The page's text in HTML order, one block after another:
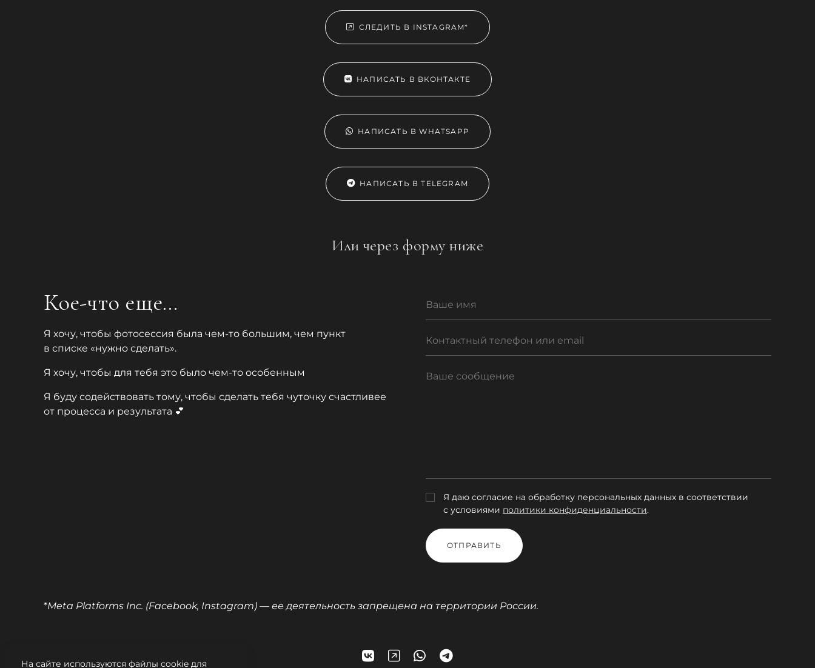
СЛЕДИТЬ В INSTAGRAM*
НАПИСАТЬ В ВКОНТАКТЕ
НАПИСАТЬ В WHATSAPP
НАПИСАТЬ В TELEGRAM
Или через форму ниже
Кое-что еще…
Я хочу, чтобы фотосессия была чем-то большим, чем пункт
в списке «нужно сделать».
Я хочу, чтобы для тебя это было чем-то особенным
Я буду содействовать тому, чтобы сделать тебя чуточку счастливее
от процесса и результата 💕
Я даю согласие на обработку персональных данных в соответствии
с условиями политики конфиденциальности.
ОТПРАВИТЬ
*Meta Platforms Inc. (Facebook, Instagram) — ее деятельность запрещена на территории России.
На сайте используются файлы cookie для